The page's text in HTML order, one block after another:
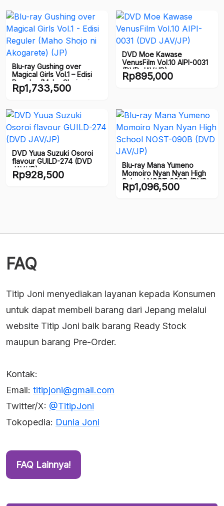
Blu-ray Gushing over
Magical Girls Vol.1 – Edisi
Reguler (Maho Shojo ni
Akogarete) (JP)
Rp1,733,500
DVD Moe Kawase
VenusFilm Vol.10 AIPI-0031
(DVD JAV/JP)
Rp895,000
DVD Yuua Suzuki Osoroi
flavour GUILD-274 (DVD
JAV/JP)
Rp928,500
Blu-ray Mana Yumeno
Momoiro Nyan Nyan High
School NOST-090B (DVD
JAV/JP)
Rp1,096,500
FAQ
Titip Joni menyediakan layanan kepada Konsumen
untuk dapat membeli barang dari Jepang melalui
website Titip Joni baik barang Ready Stock
maupun barang Pre-Order.
Kontak:
Email: titipjoni@gmail.com
Twitter/X: @TitipJoni
Tokopedia: Dunia Joni
FAQ Lainnya!